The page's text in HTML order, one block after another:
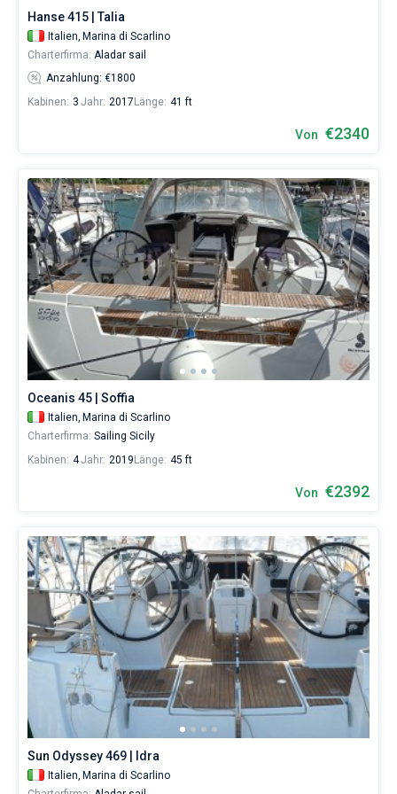
Hanse 415 | Talia
Italien, Marina di Scarlino
Charterfirma: Aladar sail
Anzahlung: €1800
Kabinen: 3 Jahr: 2017 Länge: 41 ft
Von €2340
Oceanis 45 | Soffia
Italien, Marina di Scarlino
Charterfirma: Sailing Sicily
Kabinen: 4Jahr: 2019 Länge: 45 ft
Von €2392
Sun Odyssey 469 | Idra
Italien, Marina di Scarlino